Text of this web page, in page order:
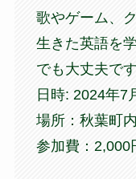
歌やゲーム、
生きた英語を
でも大丈夫です
日時: 2024年7
場所：秋葉町
参加費：2,000